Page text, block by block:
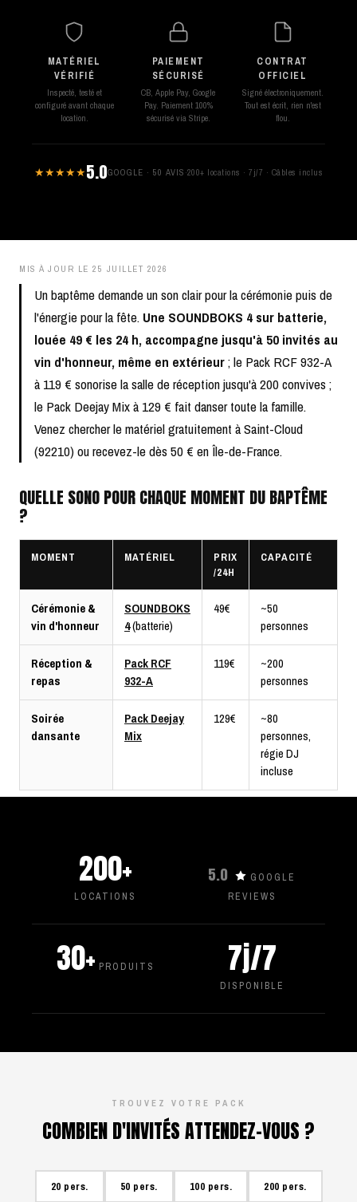
MATÉRIEL
VÉRIFIÉ
Inspecté, testé et
configuré avant chaque
location.
PAIEMENT
SÉCURISÉ
CB, Apple Pay, Google
Pay. Paiement 100%
sécurisé via Stripe.
CONTRAT
OFFICIEL
Signé électroniquement.
Tout est écrit, rien n'est
flou.
★★★★★5.0GOOGLE · 50 AVIS ·200+ locations · 7j/7 · Câbles inclus
MIS À JOUR LE 25 JUILLET 2026
Un baptême demande un son clair pour la cérémonie puis de
l'énergie pour la fête. Une SOUNDBOKS 4 sur batterie,
louée 49 € les 24 h, accompagne jusqu'à 50 invités au
vin d'honneur, même en extérieur; le Pack RCF 932-A
à 119 € sonorise la salle de réception jusqu'à 200 convives ;
le Pack Deejay Mix à 129 € fait danser toute la famille.
Venez chercher le matériel gratuitement à Saint-Cloud
(92210) ou recevez-le dès 50 € en Île-de-France.
QUELLE SONO POUR CHAQUE MOMENT DU BAPTÊME
?
MOMENT MATÉRIEL
PRIX
/24H
CAPACITÉ
Cérémonie &
vin d'honneur
SOUNDBOKS
4(batterie)
49€
~50
personnes
Réception &
repas
Pack RCF
932-A
119€
~200
personnes
Soirée
dansante
Pack Deejay
Mix
129€
~80
personnes,
régie DJ
incluse
200+
LOCATIONS
5.0
GOOGLE
REVIEWS
30+ PRODUITS 7j/7
DISPONIBLE
TROUVEZ VOTRE PACK
COMBIEN D'INVITÉS ATTENDEZ-VOUS ?
20 pers. 50 pers. 100 pers. 200 pers.